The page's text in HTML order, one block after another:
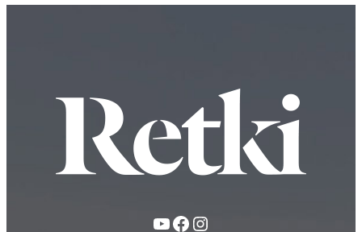
YouTube
FacebookInstagram